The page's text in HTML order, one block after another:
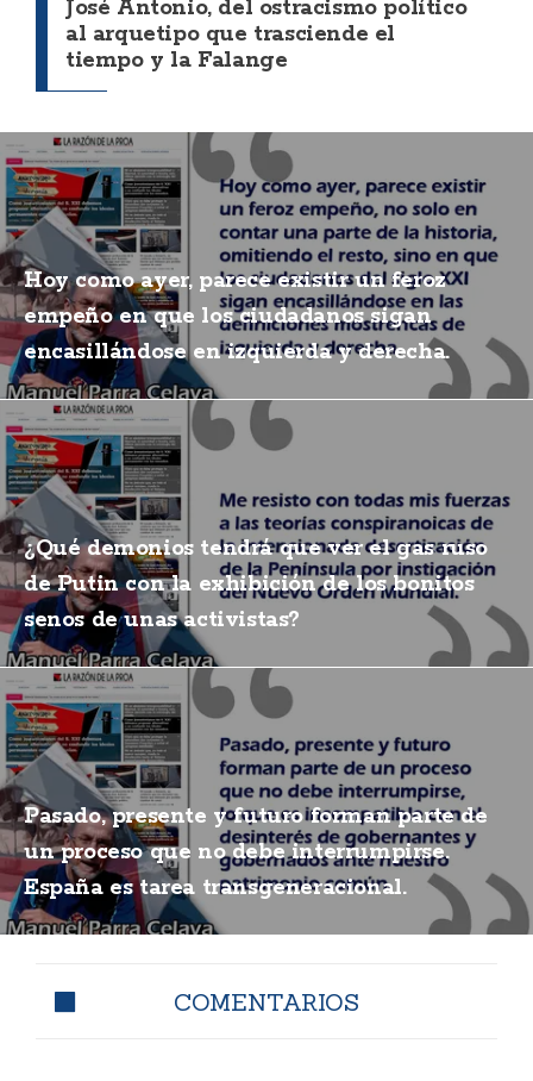
José Antonio, del ostracismo político
al arquetipo que trasciende el
tiempo y la Falange
Hoy como ayer, parece existir un feroz
empeño en que los ciudadanos sigan
encasillándose en izquierda y derecha.
¿Qué demonios tendrá que ver el gas ruso
de Putin con la exhibición de los bonitos
senos de unas activistas?
Pasado, presente y futuro forman parte de
un proceso que no debe interrumpirse.
España es tarea transgeneracional.
COMENTARIOS